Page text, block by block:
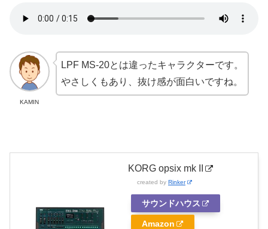
KAMIN
LPF MS-20とは違ったキャラクターです。
やさしくもあり、抜け感が面白いですね。
KORG opsix mk II
created by Rinker
サウンドハウス
Amazon